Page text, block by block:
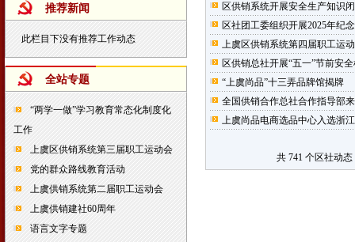
推荐新闻
此栏目下没有推荐工作动态
全站专题
“两学一做”学习教育常态化制度化
工作
上虞区供销系统第三届职工运动会
党的群众路线教育活动
上虞供销系统第二届职工运动会
上虞供销建社60周年
语言文字专题
区供销系统开展安全生产知识
区社团工委组织开展2025年纪
上虞区供销系统第四届职工运
区供销总社开展“五一”节前安
“上虞尚品”十三弄品牌馆揭牌
全国供销合作总社合作指导部
上虞尚品电商选品中心入选浙
共 741 个区社动